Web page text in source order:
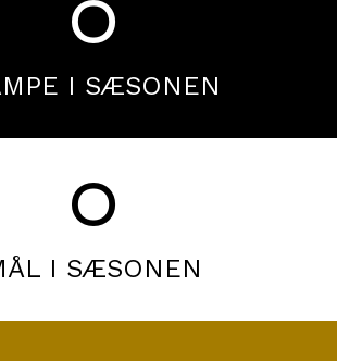
0
I SÆSONEN
0
I SÆSONEN